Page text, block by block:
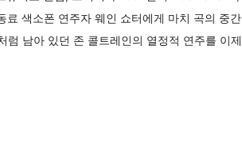
색소폰 연주자 웨인 쇼터에게 마치 곡의 중간
남아 있던 존 콜트레인의 열정적 연주를 이제